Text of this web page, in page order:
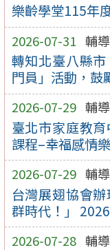
樂齡學堂115年
2026-07-31 輔
轉知北臺八縣
門員」活動，鼓
2026-07-29 輔
臺北市家庭教
課程–幸福感情
2026-07-29 輔
台灣展翅協會
群時代！」
2026-07-28 輔